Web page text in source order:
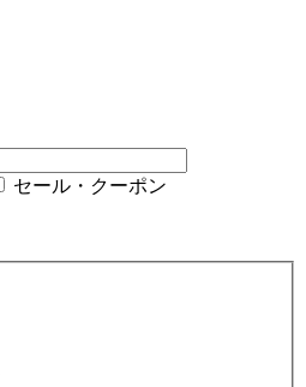
セール・クーポン